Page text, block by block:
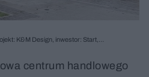
K&M Design, inwestor: Start,
centrum handlowego